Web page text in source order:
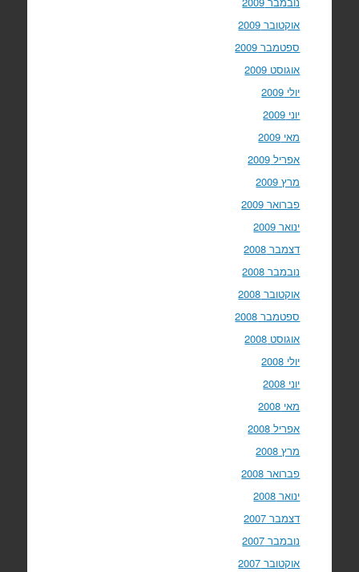
אוקטובר 2009
ספטמבר 2009
אוגוסט 2009
יולי 2009
יוני 2009
מאי 2009
אפריל 2009
מרץ 2009
פברואר 2009
ינואר 2009
דצמבר 2008
נובמבר 2008
אוקטובר 2008
ספטמבר 2008
אוגוסט 2008
יולי 2008
יוני 2008
מאי 2008
אפריל 2008
מרץ 2008
פברואר 2008
ינואר 2008
דצמבר 2007
נובמבר 2007
אוקטובר 2007